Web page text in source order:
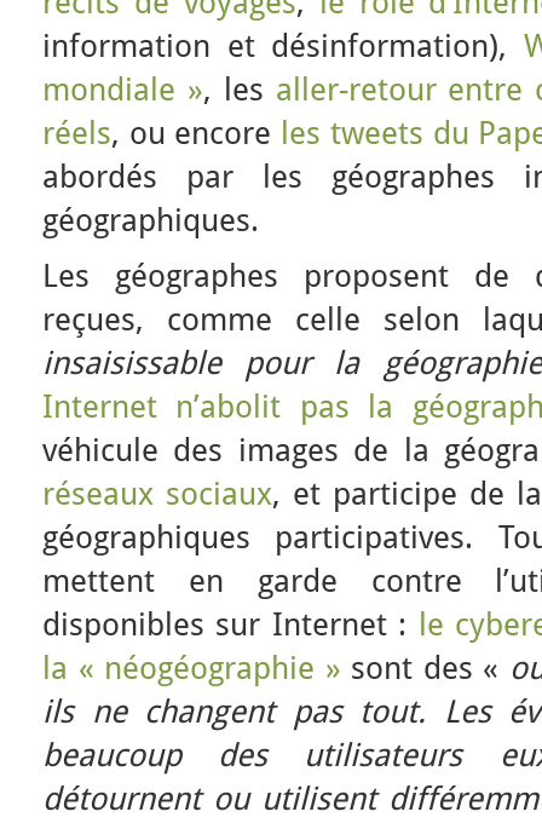
information et désinformation),
mondiale », les aller-retour entre
réels, ou encore les tweets du
abordés par les géographes
géographiques.
Les géographes proposent de
reçues, comme celle selon
insaisissable pour la géographie
Internet n’abolit pas la
véhicule des images de la
réseaux sociaux, et participe de
géographiques participatives.
mettent en garde contre
disponibles sur Internet :
le
la « néogéographie » sont des «
ils ne changent pas tout. Les
beaucoup des utilisateurs
détournent ou utilisent